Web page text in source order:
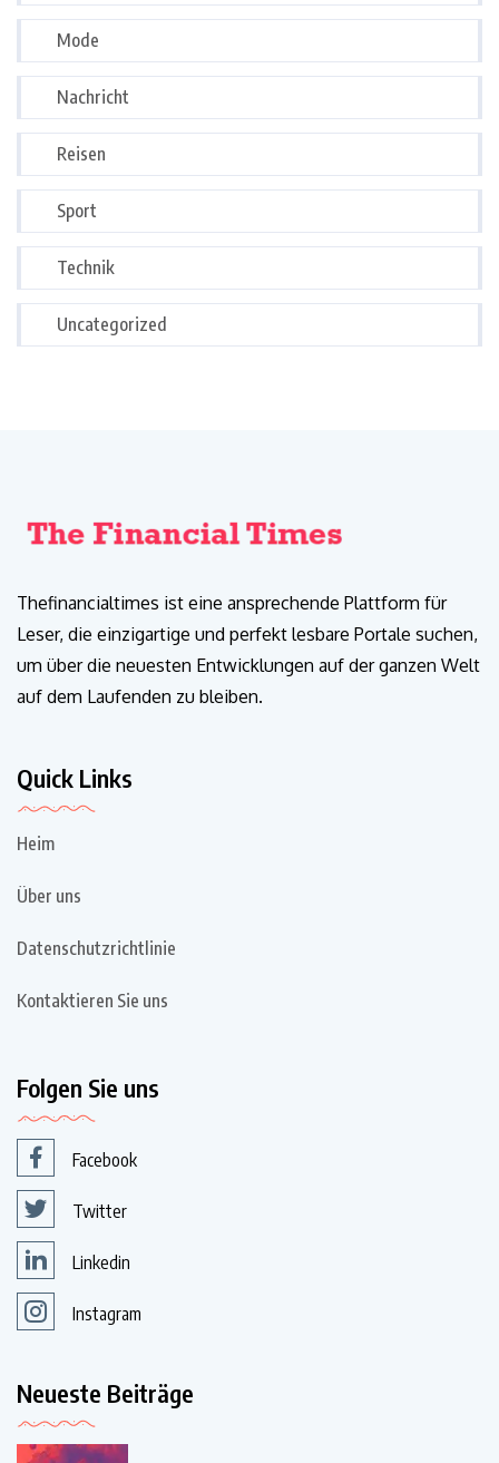
Mode
Nachricht
Reisen
Sport
Technik
Uncategorized
Thefinancialtimes ist eine ansprechende Plattform für
Leser, die einzigartige und perfekt lesbare Portale suchen,
um über die neuesten Entwicklungen auf der ganzen Welt
auf dem Laufenden zu bleiben.
Quick Links
Heim
Über uns
Datenschutzrichtlinie
Kontaktieren Sie uns
Folgen Sie uns
Facebook
Twitter
Linkedin
Instagram
Neueste Beiträge